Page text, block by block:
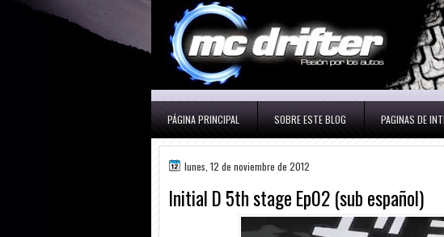
PÁGINA PRINCIPAL SOBRE ESTE BLOG PAGINAS DE
lunes, 12 de noviembre de 2012
Initial D 5th stage Ep02 (sub español)